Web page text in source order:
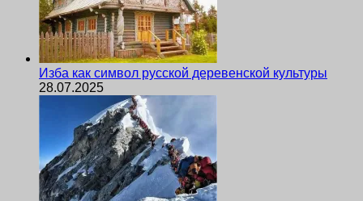
Изба как символ русской деревенской культуры
28.07.2025